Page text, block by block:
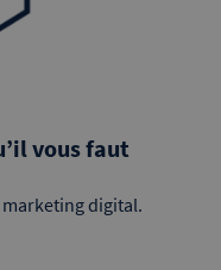
vous faut
marketing digital.